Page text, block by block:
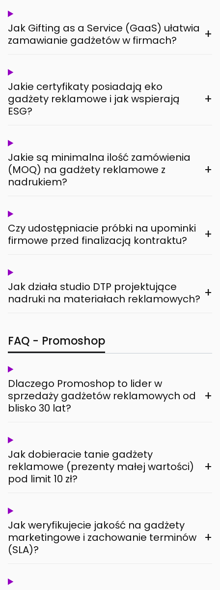
Jak Gifting as a Service (GaaS) ułatwia
zamawianie gadżetów w firmach?
+
Jakie certyfikaty posiadają eko
gadżety reklamowe i jak wspierają
ESG?
+
Jakie są minimalna ilość zamówienia
(MOQ) na gadżety reklamowe z
nadrukiem?
+
Czy udostępniacie próbki na upominki
firmowe przed finalizacją kontraktu?
+
Jak działa studio DTP projektujące
nadruki na materiałach reklamowych? +
FAQ - Promoshop
Dlaczego Promoshop to lider w
sprzedaży gadżetów reklamowych od
blisko 30 lat?
+
Jak dobieracie tanie gadżety
reklamowe (prezenty małej wartości)
pod limit 10 zł?
+
Jak weryfikujecie jakość na gadżety
marketingowe i zachowanie terminów
(SLA)?
+